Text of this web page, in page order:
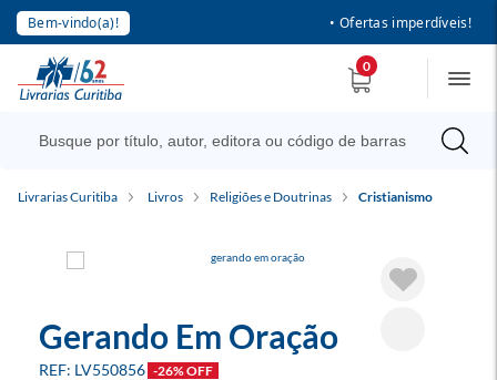
Bem-vindo(a)! • Ofertas imperdíveis!
0
Livrarias Curitiba Livros Religiões e Doutrinas Cristianismo
Gerando Em Oração
LV550856 -26% OFF